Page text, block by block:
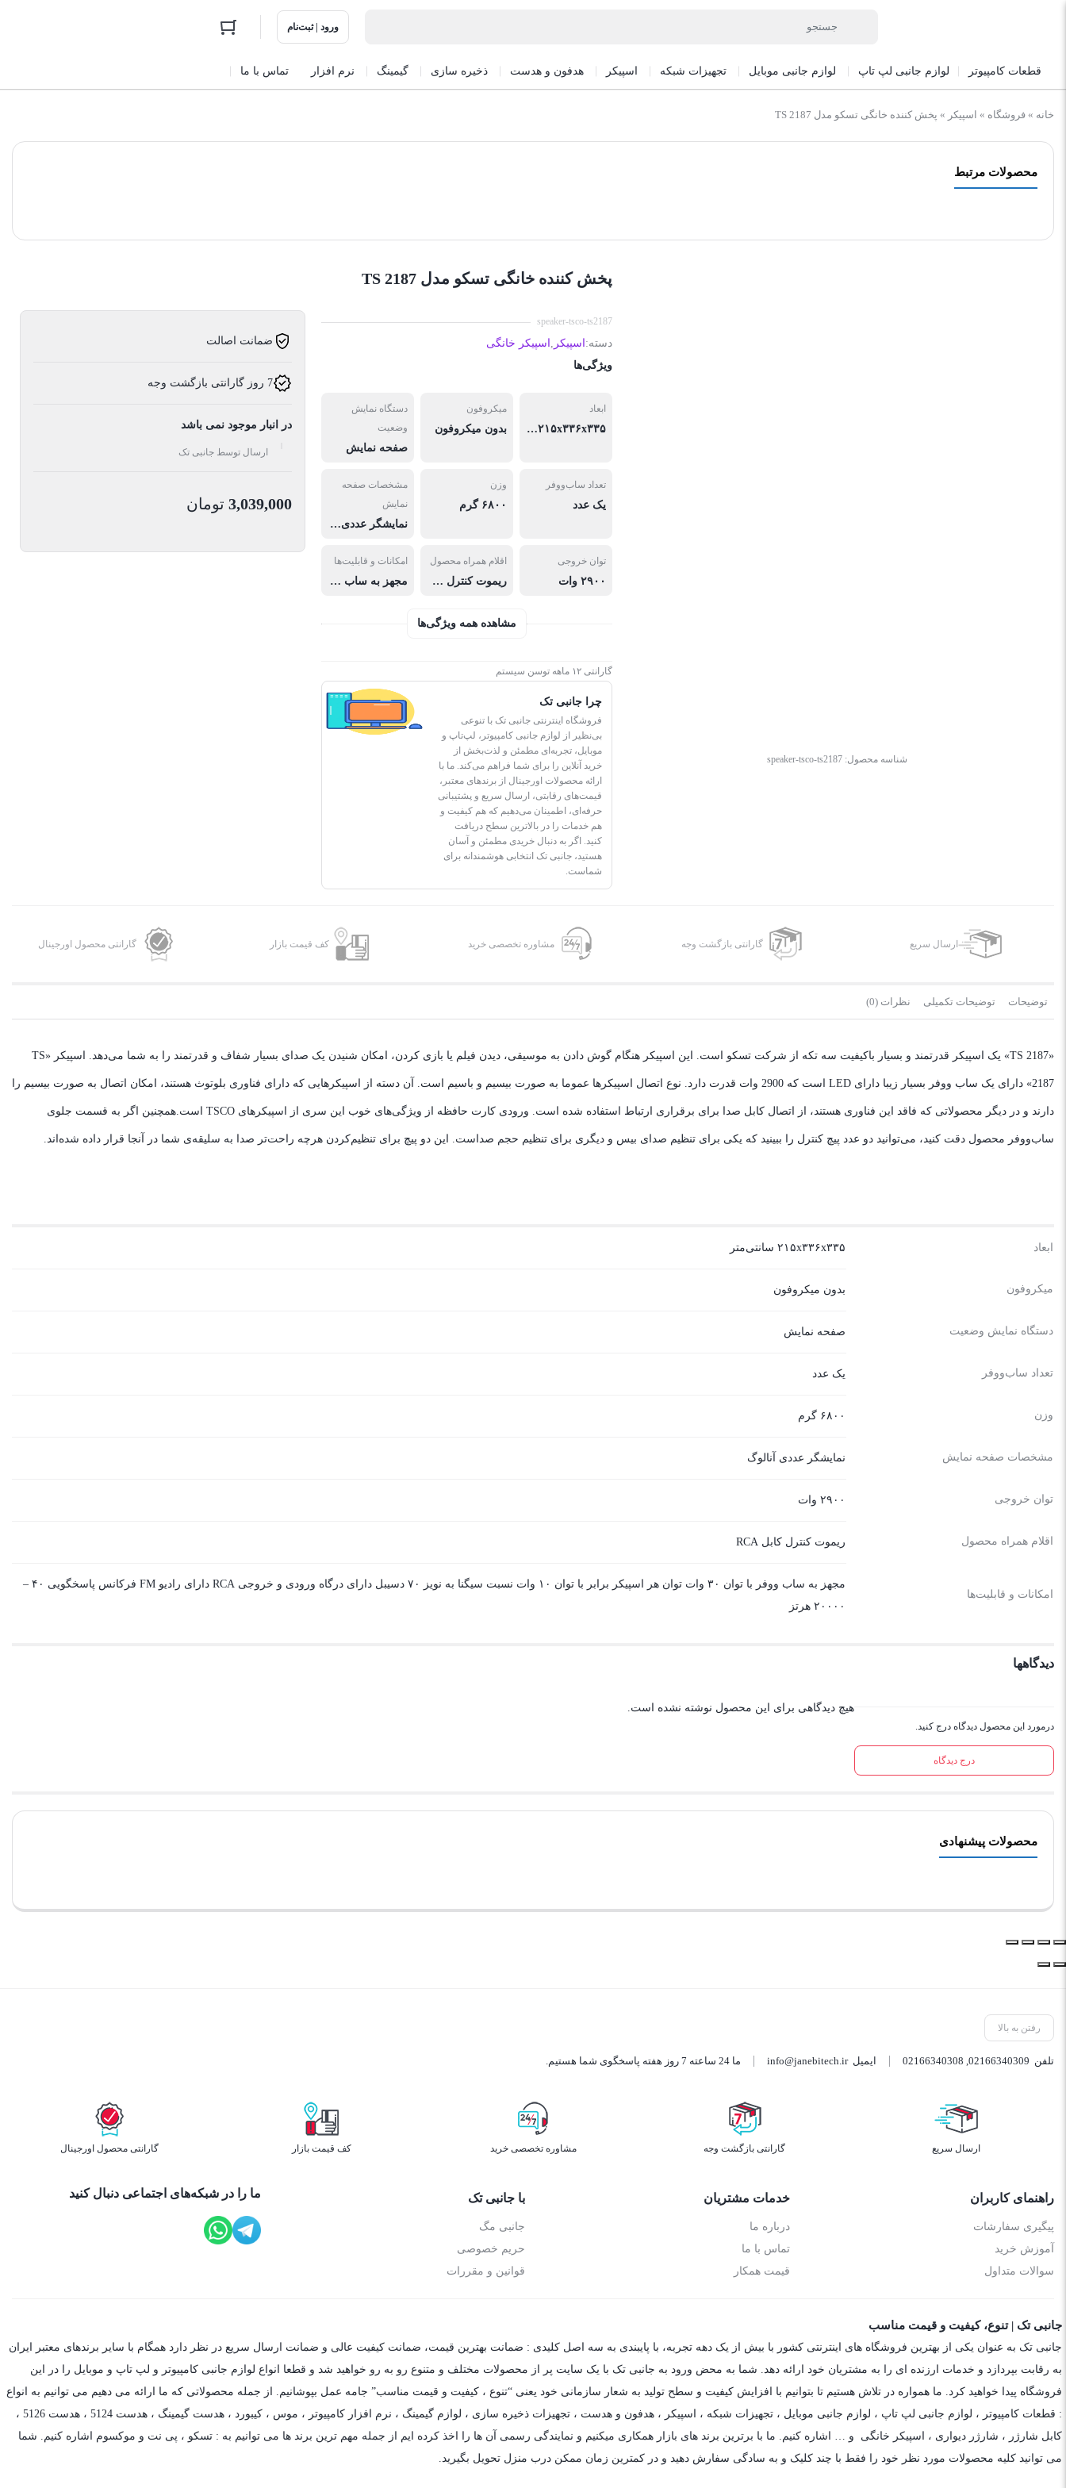
ورود | ثبت‌نام
قطعات کامپیوتر لوازم جانبی لپ تاپ لوازم جانبی موبایل تجهیزات شبکه اسپیکر هدفون و هدست ذخیره سازی گیمینگ نرم افزار تماس با ما
خانه » فروشگاه » اسپیکر » پخش کننده خانگی تسکو مدل TS 2187
محصولات مرتبط
شناسه محصول:speaker-tsco-ts2187
پخش کننده خانگی تسکو مدل TS 2187
speaker-tsco-ts2187
دسته: اسپیکر , اسپیکر خانگی
ویژگی‌ها
ابعاد
۲۱۵x۳۳۶x۳۳۵ سانتی‌متر
میکروفون
بدون میکروفون
دستگاه نمایش
وضعیت
صفحه نمایش
تعداد ساب‌ووفر
یک عدد
وزن
۶۸۰۰ گرم
مشخصات صفحه
نمایش
نمایشگر عددی آنالوگ
توان خروجی
۲۹۰۰ وات
اقلام همراه محصول
ریموت کنترل کابل RCA
امکانات و قابلیت‌ها
مجهز به ساب ووفر با توان ۳۰ وات توان هر اسپیکر برابر با توان ۱۰ وات نسبت سیگنا به نویز ۷۰ دسیبل دارای درگاه ورودی و خروجی RCA دارای رادیو FM فرکانس پاسخگویی ۴۰ – ۲۰۰۰۰ هرتز
مشاهده همه ویژگی‌ها
گارانتی ۱۲ ماهه توسن سیستم
چرا جانبی تک
فروشگاه اینترنتی جانبی تک با تنوعی
بی‌نظیر از لوازم جانبی کامپیوتر، لپ‌تاپ و
موبایل، تجربه‌ای مطمئن و لذت‌بخش از
خرید آنلاین را برای شما فراهم می‌کند. ما با
ارائه محصولات اورجینال از برندهای معتبر،
قیمت‌های رقابتی، ارسال سریع و پشتیبانی
حرفه‌ای، اطمینان می‌دهیم که هم کیفیت و
هم خدمات را در بالاترین سطح دریافت
کنید. اگر به دنبال خریدی مطمئن و آسان
هستید، جانبی تک انتخابی هوشمندانه برای
شماست.
ضمانت اصالت
7 روز گارانتی بازگشت وجه
در انبار موجود نمی باشد
ارسال توسط جانبی تک
3,039,000 تومان
ارسال سریع گارانتی بازگشت وجه مشاوره تخصصی خرید کف قیمت بازار گارانتی محصول اورجینال
توضیحات توضیحات تکمیلی نظرات (0)
«TS 2187» یک اسپیکر قدرتمند و بسیار باکیفیت سه‌ تکه از شرکت تسکو است. این اسپیکر هنگام گوش‌ دادن به موسیقی، دیدن فیلم یا بازی‎ کردن، امکان شنیدن یک صدای بسیار شفاف و قدرتمند را به شما می‌دهد. اسپیکر «TS
2187» دارای یک ساب‌ ووفر بسیار زیبا دارای LED است که 2900 وات قدرت دارد. نوع اتصال اسپیکرها عموما به صورت بیسیم و باسیم است. آن دسته از اسپیکرهایی که دارای فناوری بلوتوث هستند، امکان اتصال به صورت بیسیم را
دارند و در دیگر محصولاتی که فاقد این فناوری هستند، از اتصال کابل صدا برای برقراری ارتباط استفاده شده است. ورودی کارت حافظه از ویژگی‌های خوب این سری از اسپیکرهای TSCO است.همچنین اگر به قسمت جلوی
ساب‌ووفر محصول دقت کنید، می‌توانید دو عدد پیچ کنترل را ببینید که یکی برای تنظیم صدای بیس و دیگری برای تنظیم حجم صداست. این دو پیچ برای تنظیم‌کردن هرچه راحت‌تر صدا به سلیقه‌ی شما در آنجا قرار داده شده‌اند.
ابعاد ۲۱۵x۳۳۶x۳۳۵ سانتی‌متر
میکروفون بدون میکروفون
دستگاه نمایش وضعیت صفحه نمایش
تعداد ساب‌ووفر یک عدد
وزن ۶۸۰۰ گرم
مشخصات صفحه نمایش نمایشگر عددی آنالوگ
توان خروجی ۲۹۰۰ وات
اقلام همراه محصول ریموت کنترل کابل RCA
امکانات و قابلیت‌ها
مجهز به ساب ووفر با توان ۳۰ وات توان هر اسپیکر برابر با توان ۱۰ وات نسبت سیگنا به نویز ۷۰ دسیبل دارای درگاه ورودی و خروجی RCA دارای رادیو FM فرکانس پاسخگویی ۴۰ –
۲۰۰۰۰ هرتز
دیدگاهها
درمورد این محصول دیدگاه درج کنید.
درج دیدگاه
هیچ دیدگاهی برای این محصول نوشته نشده است.
محصولات پیشنهادی
رفتن به بالا
تلفن 02166340309
,
02166340308 ایمیلinfo@janebitech.ir ما 24 ساعته 7 روز هفته پاسخگوی شما هستیم.
ارسال سریع گارانتی بازگشت وجه مشاوره تخصصی خرید کف قیمت بازار گارانتی محصول اورجینال
راهنمای کاربران
پیگیری سفارشات
آموزش خرید
سوالات متداول
خدمات مشتریان
درباره ما
تماس با ما
قیمت همکار
با جانبی تک
جانبی مگ
حریم خصوصی
قوانین و مقررات
ما را در شبکه‌های اجتماعی دنبال کنید
جانبی تک | تنوع، کیفیت و قیمت مناسب
جانبی تک به عنوان یکی از بهترین فروشگاه های اینترنتی کشور با بیش از یک دهه تجربه، با پایبندی به سه اصل کلیدی : ضمانت بهترین قیمت، ضمانت کیفیت عالی و ضمانت ارسال سریع در نظر دارد همگام با سایر برندهای معتبر ایران
به رقابت بپردازد و خدمات ارزنده ای را به مشتریان خود ارائه دهد. شما به محض ورود به جانبی تک با یک سایت پر از محصولات مختلف و متنوع رو به رو خواهید شد و قطعا انواع لوازم جانبی کامپیوتر و لپ تاپ و موبایل را در این
فروشگاه پیدا خواهید کرد. ما همواره در تلاش هستیم تا بتوانیم با افزایش کیفیت و سطح تولید به شعار سازمانی خود یعنی “تنوع ، کیفیت و قیمت مناسب” جامه عمل بپوشانیم. از جمله محصولاتی که ما ارائه می دهیم می توانیم به انواع
: قطعات کامپیوتر ، لوازم جانبی لپ تاپ ، لوازم جانبی موبایل ، تجهیزات شبکه ، اسپیکر ، هدفون و هدست ، تجهیزات ذخیره سازی ، لوازم گیمینگ ، نرم افزار کامپیوتر ، موس ، کیبورد ، هدست گیمینگ ، هدست 5124 ، هدست 5126 ،
کابل شارژر ، شارژر دیواری ، اسپیکر خانگی و … اشاره کنیم. ما با برترین برند های بازار همکاری میکنیم و نمایندگی رسمی آن ها را اخذ کرده ایم از جمله مهم ترین برند ها می توانیم به : تسکو ، پی نت و موکسوم اشاره کنیم. شما
می توانید کلیه محصولات مورد نظر خود را فقط با چند کلیک و به سادگی سفارش دهید و در کمترین زمان ممکن درب منزل تحویل بگیرید.